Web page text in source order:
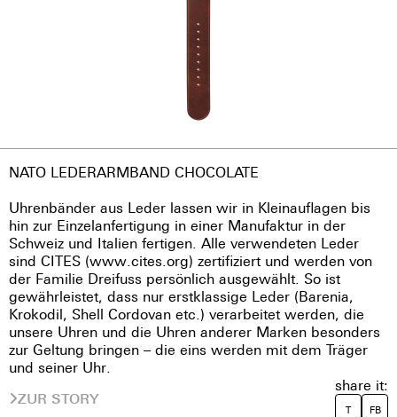
NATO LEDERARMBAND CHOCOLATE
Uhrenbänder aus Leder lassen wir in Kleinauflagen bis
hin zur Einzelanfertigung in einer Manufaktur in der
Schweiz und Italien fertigen. Alle verwendeten Leder
sind CITES (www.cites.org) zertifiziert und werden von
der Familie Dreifuss persönlich ausgewählt. So ist
gewährleistet, dass nur erstklassige Leder (Barenia,
Krokodil, Shell Cordovan etc.) verarbeitet werden, die
unsere Uhren und die Uhren anderer Marken besonders
zur Geltung bringen – die eins werden mit dem Träger
und seiner Uhr.
ZUR STORY
share it:
T FB